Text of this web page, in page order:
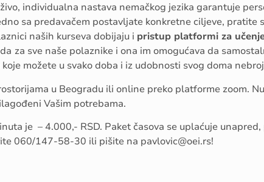
individualna nastava nemačkog jezika garantuje
sa predavačem postavljate konkretne ciljeve, pratite
naših kurseva dobijaju i pristup platformi za
za sve naše polaznike i ona im omogućava da
možete u svako doba i iz udobnosti svog doma
u Beogradu ili online preko platforme zoom.
Vašim potrebama.
je – 4.000,- RSD. Paket časova se uplaćuje
060/147-58-30 ili pišite na pavlovic@oei.rs!